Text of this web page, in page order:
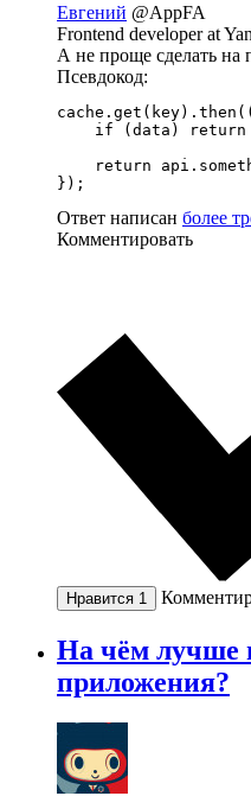
Евгений @AppFA
Frontend developer at
А не проще сделать на
Псевдокод:
if (data) return
return
});
Ответ написан более
Комментировать
Нравится 1
На чём лучше
приложения?